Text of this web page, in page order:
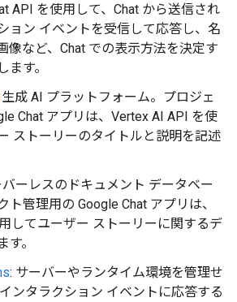
API を使用して、Chat から送信され
ョン イベントを受信して応答し、名
像など、Chat での表示方法を決定す
ます。
生成 AI プラットフォーム。プロジェ
Chat アプリは、Vertex AI API を使
ストーリーのタイトルと説明を記述
バーレスのドキュメント データベー
ト管理用の Google Chat アプリは、
してユーザー ストーリーに関するデ
。
: サーバーやランタイム環境を管理せ
ンタラクション イベントに応答する